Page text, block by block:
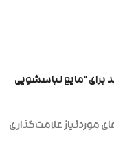
برای “مایع لباسشویی
موردنیاز علامت‌گذاری